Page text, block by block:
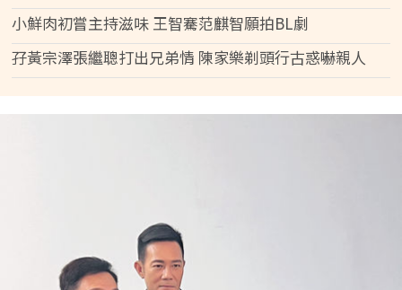
小鮮肉初嘗主持滋味 王智騫范麒智願拍BL劇
孖黃宗澤張繼聰打出兄弟情 陳家樂剃頭行古惑嚇親人